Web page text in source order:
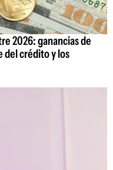
2026: ganancias de
del crédito y los